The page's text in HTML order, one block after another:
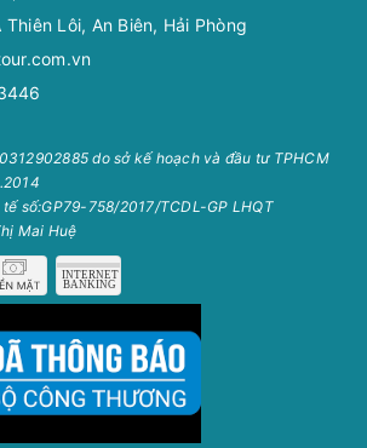
Thiên Lôi, An Biên, Hải Phòng
do sở kế hoạch và đầu tư TPHCM
số:GP79-758/2017/TCDL-GP LHQT
Mai Huệ